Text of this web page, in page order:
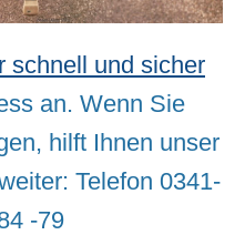
schnell und sicher
an. Wenn Sie
hilft Ihnen unser
Telefon 0341-
-79